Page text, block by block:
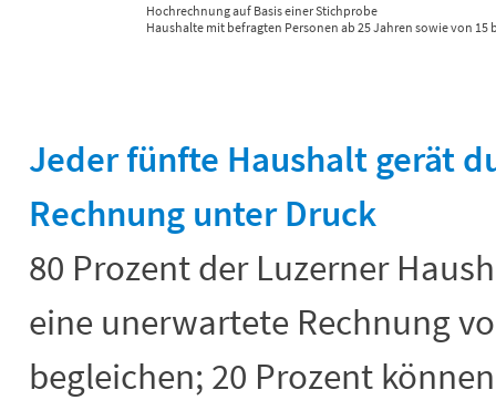
Hochrechnung auf Basis einer Stichprobe
Haushalte mit befragten Personen ab 25 Jahren sowie von
Jeder fünfte Haushalt gerät
Rechnung unter Druck
80 Prozent der Luzerner
eine unerwartete Rechnung
begleichen; 20 Prozent